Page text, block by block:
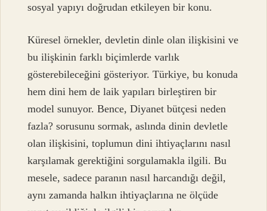
sosyal yapıyı doğrudan etkileyen bir konu.
Küresel örnekler, devletin dinle olan ilişkisini ve
bu ilişkinin farklı biçimlerde varlık
gösterebileceğini gösteriyor. Türkiye, bu konuda
hem dini hem de laik yapıları birleştiren bir
model sunuyor. Bence, Diyanet bütçesi neden
fazla? sorusunu sormak, aslında dinin devletle
olan ilişkisini, toplumun dini ihtiyaçlarını nasıl
karşılamak gerektiğini sorgulamakla ilgili. Bu
mesele, sadece paranın nasıl harcandığı değil,
aynı zamanda halkın ihtiyaçlarına ne ölçüde